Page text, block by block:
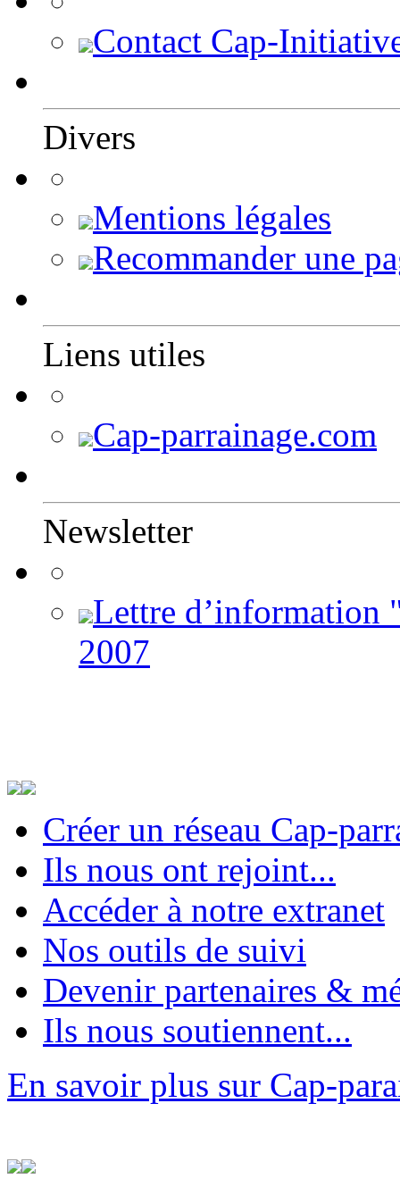
Contact Cap-
Divers
Mentions légales
Recommander une
Liens utiles
Cap-parrainage.com
Newsletter
Lettre d’information
2007
Créer un réseau Cap-
Ils nous ont rejoint...
Accéder à notre extranet
Nos outils de suivi
Devenir partenaires &
Ils nous soutiennent...
En savoir plus sur Cap-